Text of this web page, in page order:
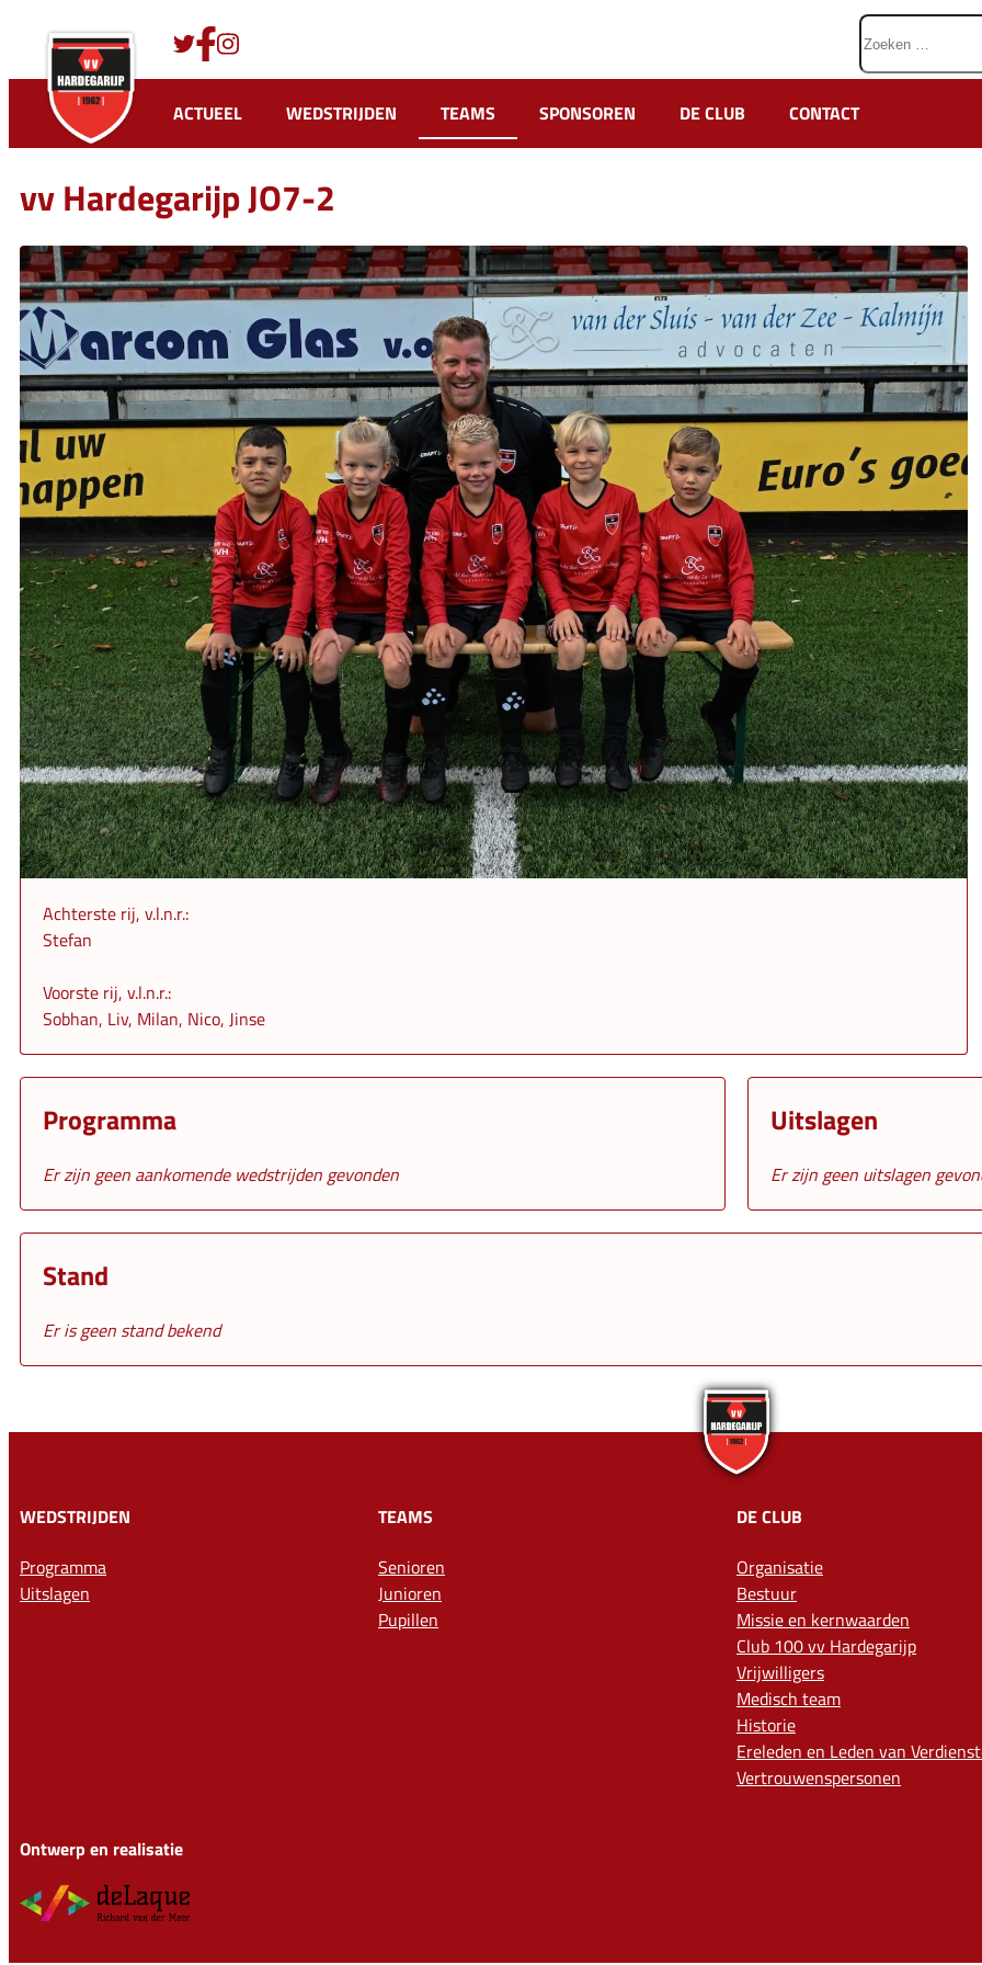
de
inhoud
Zoeken
naar:
ACTUEEL WEDSTRIJDEN TEAMS SPONSOREN DE CLUB CONTACT
vv Hardegarijp JO7-2
Achterste rij, v.l.n.r.:
Stefan
Voorste rij, v.l.n.r.:
Sobhan, Liv, Milan, Nico, Jinse
Programma
Er zijn geen aankomende wedstrijden gevonden
Uitslagen
Er zijn geen uitslagen
Stand
Er is geen stand bekend
WEDSTRIJDEN
Programma
Uitslagen
TEAMS
Senioren
Junioren
Pupillen
DE CLUB
Organisatie
Bestuur
Missie en kernwaarden
Club 100 vv Hardegarijp
Vrijwilligers
Medisch team
Historie
Ereleden en Leden van
Vertrouwenspersonen
Ontwerp en realisatie